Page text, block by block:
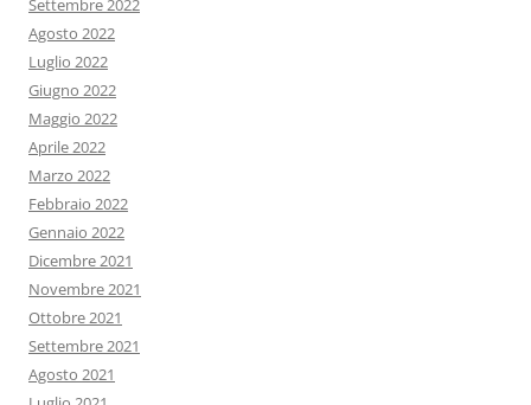
Settembre 2022
Agosto 2022
Luglio 2022
Giugno 2022
Maggio 2022
Aprile 2022
Marzo 2022
Febbraio 2022
Gennaio 2022
Dicembre 2021
Novembre 2021
Ottobre 2021
Settembre 2021
Agosto 2021